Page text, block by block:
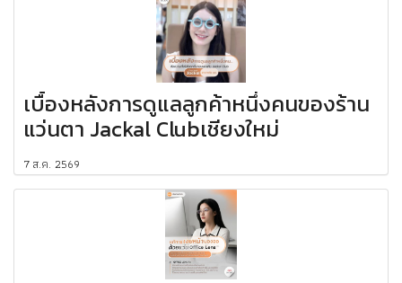
เบื้องหลังการดูแลลูกค้าหนึ่งคนของร้าน
แว่นตา Jackal Clubเชียงใหม่
7 ส.ค. 2569